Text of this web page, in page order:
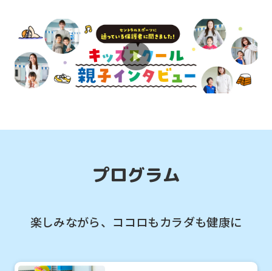
パパママの声をお届け♪キッズスクール
親子インタビュー
2026.07.01 お知らせ
プログラム
楽しみながら、ココロもカラダも健康に